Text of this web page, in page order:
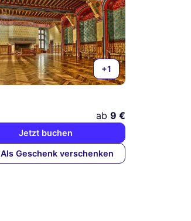
+1
ab 9 €
Jetzt buchen
Als Geschenk verschenken